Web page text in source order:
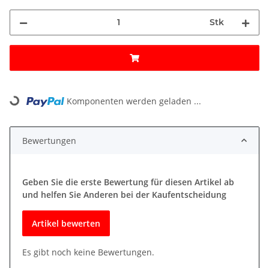
Stk
Loading... Komponenten werden geladen ...
Bewertungen
Geben Sie die erste Bewertung für diesen Artikel ab
und helfen Sie Anderen bei der Kaufentscheidung
Artikel bewerten
Es gibt noch keine Bewertungen.